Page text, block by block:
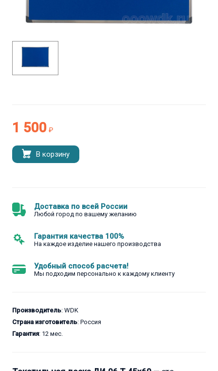
1 500 ₽
В корзину
Доставка по всей России
Любой город по вашему желанию
Гарантия качества 100%
На каждое изделие нашего производства
Удобный способ расчета!
Мы подходим персонально к каждому клиенту
Производитель: WDK
Страна изготовитель: Россия
Гарантия: 12 мес.